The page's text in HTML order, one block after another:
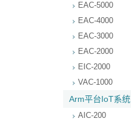
EAC-5000
EAC-4000
EAC-3000
EAC-2000
EIC-2000
VAC-1000
Arm平台IoT系统
AIC-200